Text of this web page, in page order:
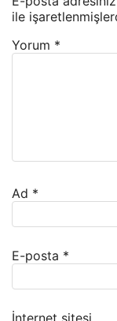
ile
Yorum *
Ad *
E-posta *
İnternet sitesi